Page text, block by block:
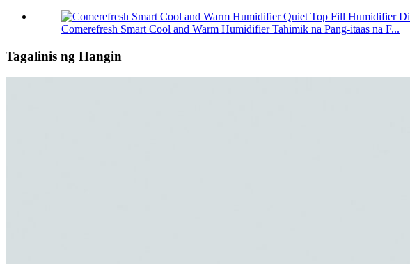
Comerefresh Smart Cool and Warm Humidifier Tahimik na Pang-itaas na F...
Tagalinis ng Hangin